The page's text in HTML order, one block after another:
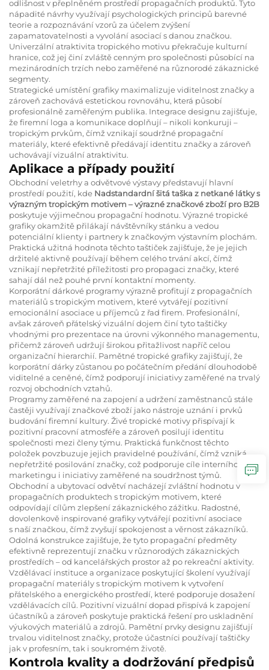
odlišnost v přeplněném prostředí propagačních produktů. Tyto
nápadité návrhy využívají psychologických principů barevné
teorie a rozpoznávání vzorů za účelem zvýšení
zapamatovatelnosti a vyvolání asociací s danou značkou.
Univerzální atraktivita tropického motivu překračuje kulturní
hranice, což jej činí zvláště cenným pro společnosti působící na
mezinárodních trzích nebo zaměřené na různorodé zákaznické
segmenty.
Strategické umístění grafiky maximalizuje viditelnost značky a
zároveň zachovává estetickou rovnováhu, která působí
profesionálně zaměřeným publika. Integrace designu zajišťuje,
že firemní loga a komunikace doplňují – nikoli konkuruji –
tropickým prvkům, čímž vznikají soudržné propagační
materiály, které efektivně předávají identitu značky a zároveň
uchovávají vizuální atraktivitu.
Aplikace a případy použití
Obchodní veletrhy a odvětvové výstavy představují hlavní
prostředí použití, kde Nadstandardní šitá taška z netkané látky s
výrazným tropickým motivem – výrazné značkové zboží pro B2B
poskytuje výjimečnou propagační hodnotu. Výrazné tropické
grafiky okamžitě přilákají návštěvníky stánku a vedou
potenciální klienty i partnery k značkovým výstavním plochám.
Praktická užitná hodnota těchto taštiček zajišťuje, že je jejich
držitelé aktivně používají během celého trvání akcí, čímž
vznikají nepřetržité příležitosti pro propagaci značky, které
sahají dál než pouhé první kontaktní momenty.
Korporátní dárkové programy výrazně profitují z propagačních
materiálů s tropickým motivem, které vytvářejí pozitivní
emocionální asociace u příjemců z řad firem. Profesionální,
avšak zároveň přátelský vizuální dojem činí tyto taštičky
vhodnými pro prezentace na úrovni výkonného managementu,
přičemž zároveň udržují širokou přitažlivost napříč celou
organizační hierarchií. Pamětné tropické grafiky zajišťují, že
korporátní dárky zůstanou po počátečním předání dlouhodobě
viditelné a ceněné, čímž podporují iniciativy zaměřené na trvalý
rozvoj obchodních vztahů.
Programy zaměřené na zapojení a udržení zaměstnanců stále
častěji využívají značkové zboží jako nástroje uznání i prvků
budování firemní kultury. Živé tropické motivy přispívají k
pozitivní pracovní atmosféře a zároveň posilují identitu
společnosti mezi členy týmu. Praktická funkčnost těchto
položek povzbuzuje jejich pravidelné používání, čímž vzniká
nepřetržité posilování značky, což podporuje cíle interního
marketingu i iniciativy zaměřené na soudržnost týmů.
Obchodní a ubytovací odvětví nacházejí zvláštní hodnotu v
propagačních produktech s tropickým motivem, které
odpovídají cílům zlepšení zákaznického zážitku. Radostné,
dovolenkově inspirované grafiky vytvářejí pozitivní asociace
s naší značkou, čímž zvyšují spokojenost a věrnost zákazníků.
Odolná konstrukce zajišťuje, že tyto propagační předměty
efektivně reprezentují značku v různorodých zákaznických
prostředích – od kancelářských prostor až po rekreační aktivity.
Vzdělávací instituce a organizace poskytující školení využívají
propagační materiály s tropickým motivem k vytvoření
přátelského a energického prostředí, které podporuje dosažení
vzdělávacích cílů. Pozitivní vizuální dopad přispívá k zapojení
účastníků a zároveň poskytuje praktická řešení pro uskladnění
výukových materiálů a zdrojů. Pamětní prvky designu zajišťují
trvalou viditelnost značky, protože účastníci používají taštičky
jak v profesním, tak i soukromém životě.
Kontrola kvality a dodržování předpisů